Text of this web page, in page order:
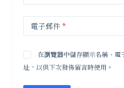
電子郵件*
在瀏覽器中儲存顯示名稱、
址，以供下次發佈留言時使用。